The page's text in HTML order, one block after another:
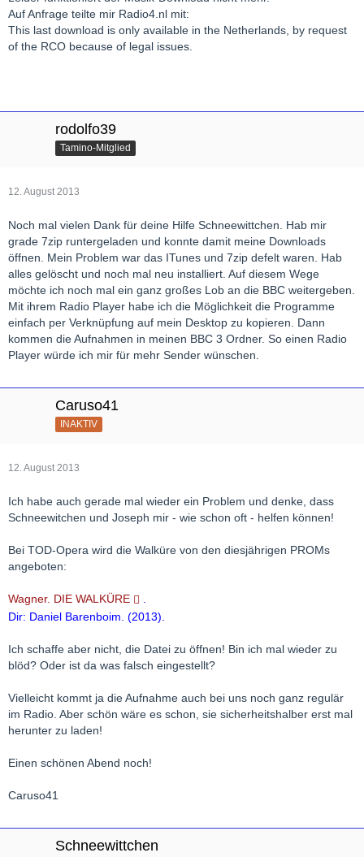
Auf Anfrage teilte mir Radio4.nl mit:
This last download is only available in the Netherlands, by request
of the RCO because of legal issues.
rodolfo39
Tamino-Mitglied
12. August 2013
Noch mal vielen Dank für deine Hilfe Schneewittchen. Hab mir
grade 7zip runtergeladen und konnte damit meine Downloads
öffnen. Mein Problem war das ITunes und 7zip defelt waren. Hab
alles gelöscht und noch mal neu installiert. Auf diesem Wege
möchte ich noch mal ein ganz großes Lob an die BBC weitergeben.
Mit ihrem Radio Player habe ich die Möglichkeit die Programme
einfach per Verknüpfung auf mein Desktop zu kopieren. Dann
kommen die Aufnahmen in meinen BBC 3 Ordner. So einen Radio
Player würde ich mir für mehr Sender wünschen.
Caruso41
INAKTIV
12. August 2013
Ich habe auch gerade mal wieder ein Problem und denke, dass
Schneewitchen und Joseph mir - wie schon oft - helfen können!
Bei TOD-Opera wird die Walküre von den diesjährigen PROMs
angeboten:
Wagner. DIE WALKÜRE
Dir: Daniel Barenboim. (2013).
Ich schaffe aber nicht, die Datei zu öffnen! Bin ich mal wieder zu
blöd? Oder ist da was falsch eingestellt?
Vielleicht kommt ja die Aufnahme auch bei uns noch ganz regulär
im Radio. Aber schön wäre es schon, sie sicherheitshalber erst mal
herunter zu laden!
Einen schönen Abend noch!
Caruso41
Schneewittchen